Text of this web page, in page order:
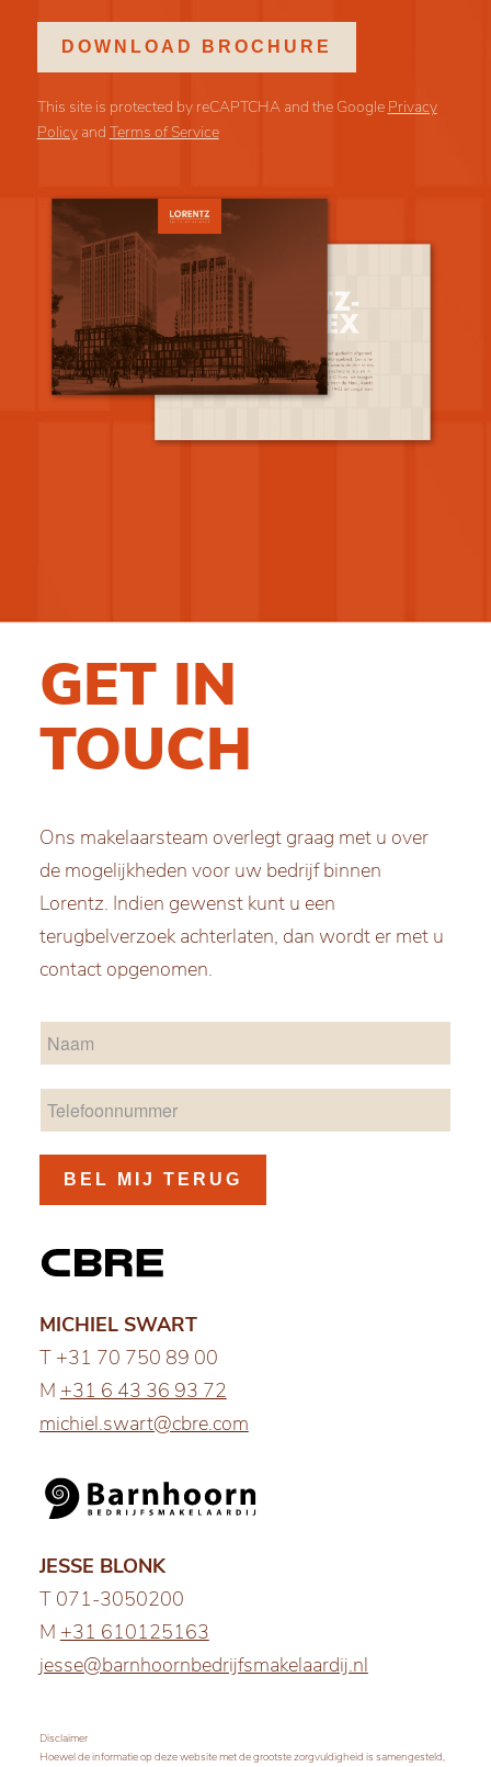
This site is protected by reCAPTCHA and the Google Privacy
Policyand Terms of Service
GET IN
TOUCH
Ons makelaarsteam overlegt graag met u over
de mogelijkheden voor uw bedrijf binnen
Lorentz. Indien gewenst kunt u een
terugbelverzoek achterlaten, dan wordt er met u
contact opgenomen.
MICHIEL SWART
T +31 70 750 89 00
M +31 6 43 36 93 72
michiel.swart@cbre.com
JESSE BLONK
T 071-3050200
M +31 610125163
jesse@barnhoornbedrijfsmakelaardij.nl
Disclaimer
Hoewel de informatie op deze website met de grootste zorgvuldigheid is samengesteld,